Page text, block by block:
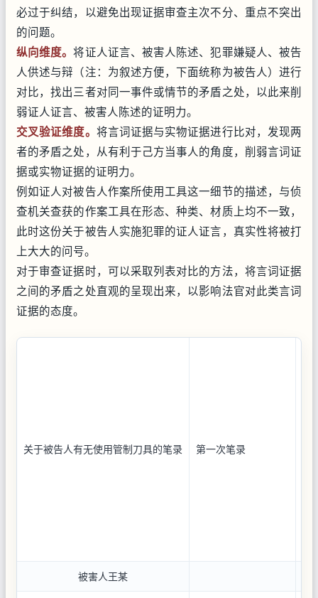
必过于纠结，以避免出现证据审查主次不分、重点不突出
的问题。
纵向维度。将证人证言、被害人陈述、犯罪嫌疑人、被告
人供述与辩（注：为叙述方便，下面统称为被告人）进行
对比，找出三者对同一事件或情节的矛盾之处，以此来削
弱证人证言、被害人陈述的证明力。
交叉验证维度。 将言词证据与实物证据进行比对，发现两
者的矛盾之处，从有利于己方当事人的角度，削弱言词证
据或实物证据的证明力。
例如证人对被告人作案所使用工具这一细节的描述，与侦
查机关查获的作案工具在形态、种类、材质上均不一致，
此时这份关于被告人实施犯罪的证人证言，真实性将被打
上大大的问号。
对于审查证据时，可以采取列表对比的方法，将言词证据
之间的矛盾之处直观的呈现出来，以影响法官对此类言词
证据的态度。
关于被告人有无使用管制刀具的笔录 第一次笔录
被害人王某